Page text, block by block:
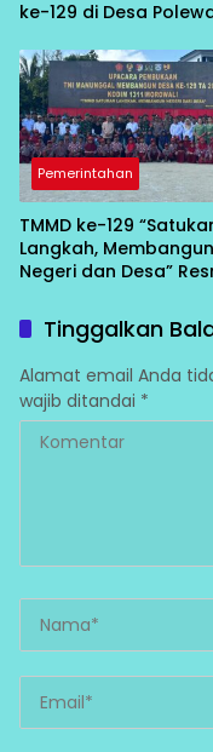
ke-129 di Desa
Pemerintahan
TMMD ke-129
Langkah, Membangun
Negeri dan Desa”
Tinggalkan
Alamat email Anda
wajib ditandai *